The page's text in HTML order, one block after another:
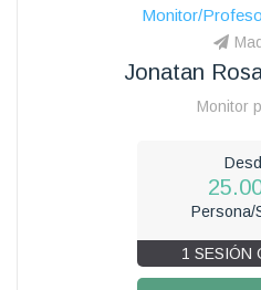
Monitor/
Jonatan
Monitor
Persona/
1 SESIÓN